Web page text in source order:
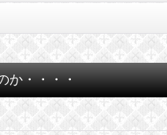
か・・・・